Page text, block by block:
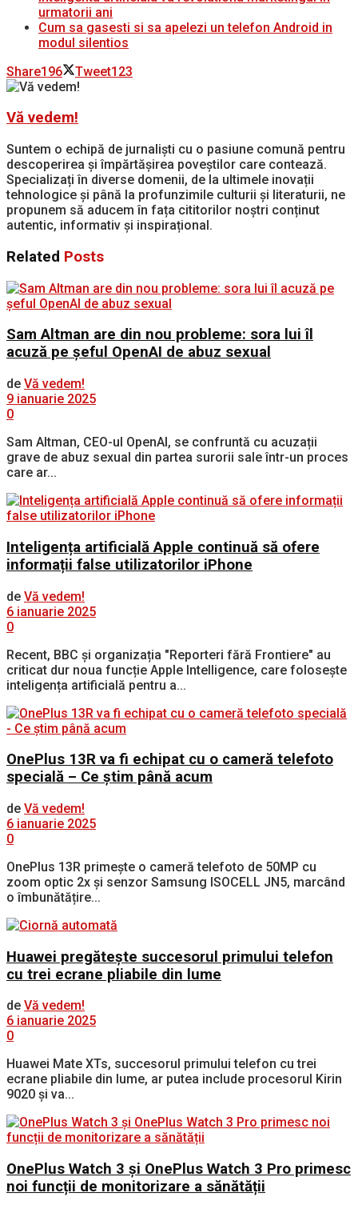
urmatorii ani
Cum sa gasesti si sa apelezi un telefon Android in
modul silentios
Share196 Tweet123
Vă vedem!
Suntem o echipă de jurnaliști cu o pasiune comună pentru
descoperirea și împărtășirea poveștilor care contează.
Specializați în diverse domenii, de la ultimele inovații
tehnologice și până la profunzimile culturii și literaturii, ne
propunem să aducem în fața cititorilor noștri conținut
autentic, informativ și inspirațional.
Related Posts
Sam Altman are din nou probleme: sora lui îl
acuză pe șeful OpenAI de abuz sexual
de Vă vedem!
9 ianuarie 2025
0
Sam Altman, CEO-ul OpenAI, se confruntă cu acuzații
grave de abuz sexual din partea surorii sale într-un proces
care ar...
Inteligența artificială Apple continuă să ofere
informații false utilizatorilor iPhone
de Vă vedem!
6 ianuarie 2025
0
Recent, BBC și organizația "Reporteri fără Frontiere" au
criticat dur noua funcție Apple Intelligence, care folosește
inteligența artificială pentru a...
OnePlus 13R va fi echipat cu o cameră telefoto
specială – Ce știm până acum
de Vă vedem!
6 ianuarie 2025
0
OnePlus 13R primește o cameră telefoto de 50MP cu
zoom optic 2x și senzor Samsung ISOCELL JN5, marcând
o îmbunătățire...
Huawei pregătește succesorul primului telefon
cu trei ecrane pliabile din lume
de Vă vedem!
6 ianuarie 2025
0
Huawei Mate XTs, succesorul primului telefon cu trei
ecrane pliabile din lume, ar putea include procesorul Kirin
9020 și va...
OnePlus Watch 3 și OnePlus Watch 3 Pro primesc
noi funcții de monitorizare a sănătății